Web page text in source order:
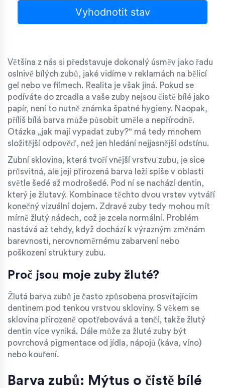
Vyhodnotit stav
Většina z nás si představuje dokonalý úsměv jako řadu
oslnivě bílých zubů, jaké vidíme v reklamách na bělicí
gel nebo ve filmech. Realita je však jiná. Pokud se
podíváte do zrcadla a vaše zuby nejsou čistě bílé jako
papír, není to nutně známka špatné hygieny. Naopak,
příliš bílá barva může působit uměle a nepřírodně.
Otázka „jak mají vypadat zuby?“ má tedy mnohem
složitější odpověď, než jen hledání nejjasnější odstínu.
Zubní sklovina, která tvoří vnější vrstvu zubu, je sice
průsvitná, ale její přirozená barva leží spíše v oblasti
světle šedé až modrošedé. Pod ní se nachází dentin,
který je žlutavý. Kombinace těchto dvou vrstev vytváří
konečný vizuální dojem. Zdravé zuby tedy mohou mít
mírně žlutý nádech, což je zcela normální. Problém
nastává až tehdy, když dochází k výrazným změnám
barevnosti, nerovnoměrnému zabarvení nebo
poškození struktury zubu.
Proč jsou moje zuby žluté?
Žlutá barva zubů je často způsobena prosvítajícím
dentinem pod tenkou vrstvou skloviny. S věkem se
sklovina přirozeně opotřebovává a tenčí, takže žlutý
dentin více vyniká. Dále může za žluté zuby být
povrchová pigmentace od jídla, nápojů (káva, víno)
nebo kouření.
Barva zubů: Mýtus o čistě bílé